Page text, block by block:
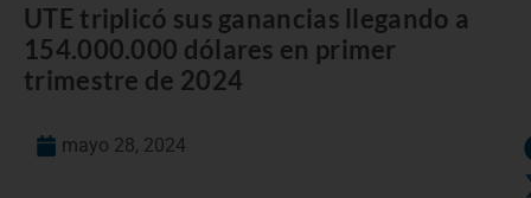
UTE triplicó sus ganancias llegando a
154.000.000 dólares en primer
trimestre de 2024
mayo 28, 2024